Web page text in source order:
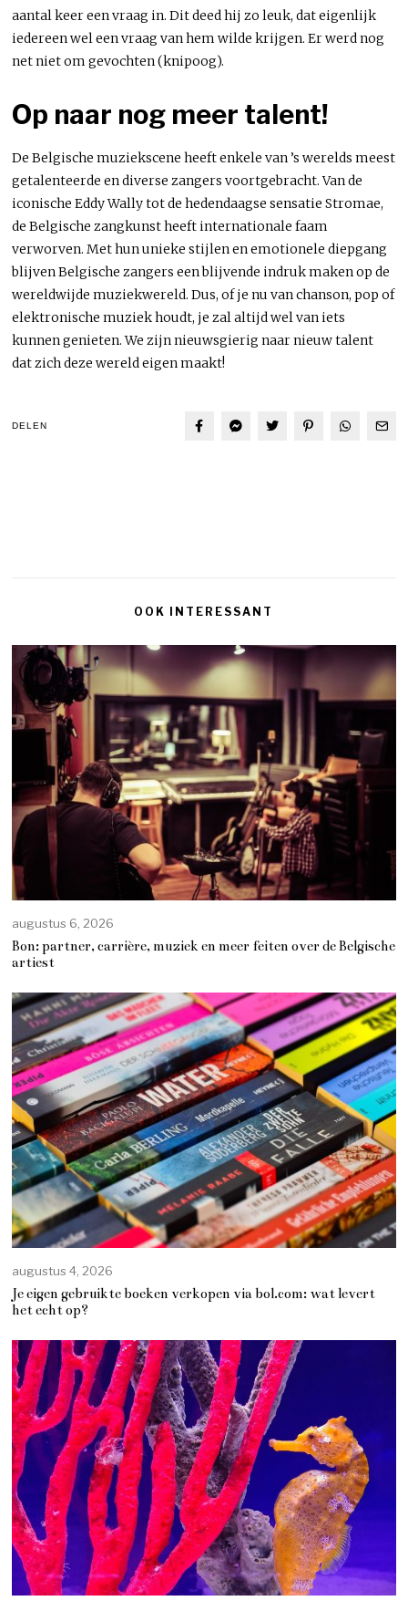
aantal keer een vraag in. Dit deed hij zo leuk, dat eigenlijk
iedereen wel een vraag van hem wilde krijgen. Er werd nog
net niet om gevochten (knipoog).
Op naar nog meer talent!
De Belgische muziekscene heeft enkele van ’s werelds meest
getalenteerde en diverse zangers voortgebracht. Van de
iconische Eddy Wally tot de hedendaagse sensatie Stromae,
de Belgische zangkunst heeft internationale faam
verworven. Met hun unieke stijlen en emotionele diepgang
blijven Belgische zangers een blijvende indruk maken op de
wereldwijde muziekwereld. Dus, of je nu van chanson, pop of
elektronische muziek houdt, je zal altijd wel van iets
kunnen genieten. We zijn nieuwsgierig naar nieuw talent
dat zich deze wereld eigen maakt!
DELEN
OOK INTERESSANT
augustus 6, 2026
Bon: partner, carrière, muziek en meer feiten over de Belgische
artiest
augustus 4, 2026
Je eigen gebruikte boeken verkopen via bol.com: wat levert
het echt op?